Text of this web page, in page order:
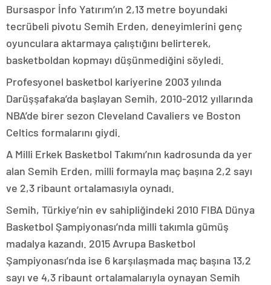
Bursaspor İnfo Yatırım’ın 2,13 metre boyundaki
tecrübeli pivotu Semih Erden, deneyimlerini genç
oyunculara aktarmaya çalıştığını belirterek,
basketboldan kopmayı düşünmediğini söyledi.
Profesyonel basketbol kariyerine 2003 yılında
Darüşşafaka’da başlayan Semih, 2010-2012 yıllarında
NBA’de birer sezon Cleveland Cavaliers ve Boston
Celtics formalarını giydi.
A Milli Erkek Basketbol Takımı’nın kadrosunda da yer
alan Semih Erden, milli formayla maç başına 2,2 sayı
ve 2,3 ribaunt ortalamasıyla oynadı.
Semih, Türkiye’nin ev sahipliğindeki 2010 FIBA Dünya
Basketbol Şampiyonası’nda milli takımla gümüş
madalya kazandı. 2015 Avrupa Basketbol
Şampiyonası’nda ise 6 karşılaşmada maç başına 13,2
sayı ve 4,3 ribaunt ortalamalarıyla oynayan Semih